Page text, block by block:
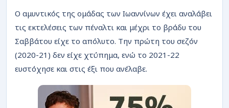
Ο αμυντικός της ομάδας των Ιωαννίνων έχει αναλάβει
τις εκτελέσεις των πέναλτι και μέχρι το βράδυ του
Σαββάτου είχε το απόλυτο. Την πρώτη του σεζόν
(2020-21) δεν είχε χτύπημα, ενώ το 2021-22
ευστόχησε και στις έξι που ανέλαβε.